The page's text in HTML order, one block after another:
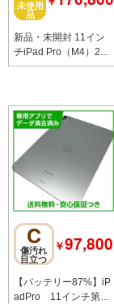
未使用
品
新品・未開封 11イン
チiPad Pro（M4）256
GB ブラック Wi-Fiモ
C
傷汚れ
目立つ
￥97,800
【バッテリー87%】iP
adPro 11インチ第5